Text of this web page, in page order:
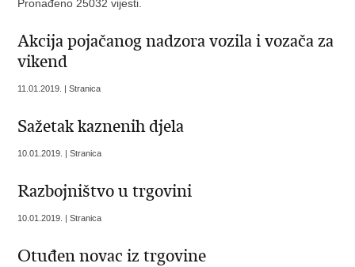
Pronađeno 25032 vijesti.
Akcija pojačanog nadzora vozila i vozača za
vikend
11.01.2019. | Stranica
Sažetak kaznenih djela
10.01.2019. | Stranica
Razbojništvo u trgovini
10.01.2019. | Stranica
Otuđen novac iz trgovine